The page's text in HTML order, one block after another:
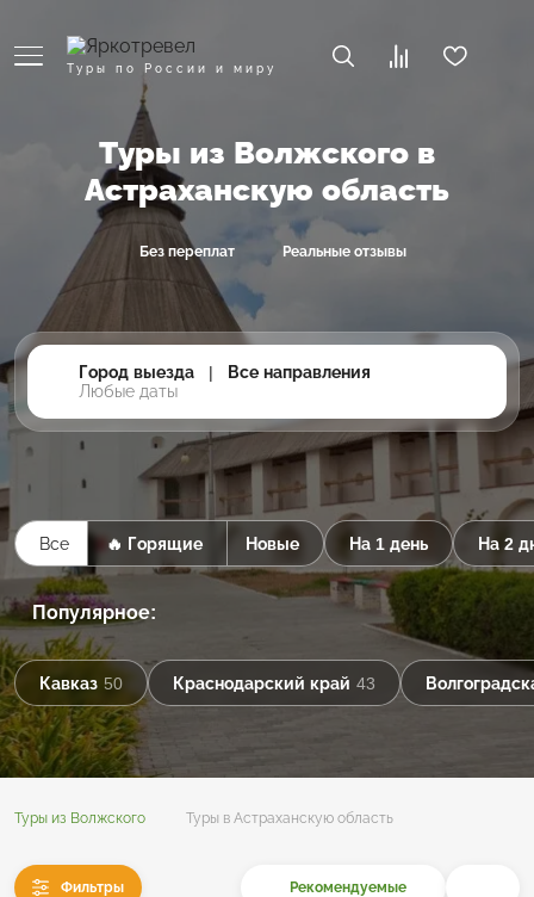
Туры по России и миру
Туры из Волжского в
Астраханскую область
Без переплат Реальные отзывы
Город выезда |
Все направления
Любые даты
Все 🔥 Горящие Новые На 1 день На 2
Популярное:
Кавказ 50 Краснодарский край 43
Туры из Волжского Туры в Астраханскую область
Фильтры Рекомендуемые